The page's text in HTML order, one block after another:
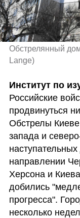
Обстрелянный
Lange)
Институт по
Российские
продвинуться
Обстрелы
запада и
направлении
Херсона и
добились
прогресса".
несколько